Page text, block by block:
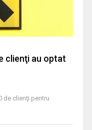
clienţi au optat
de clienţi pentru